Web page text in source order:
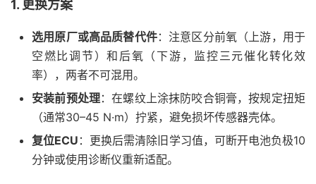
1. 更换方案
选用原厂或高品质替代件：注意区分前氧（上游，用于
空燃比调节）和后氧（下游，监控三元催化转化效
率），两者不可混用。
安装前预处理：在螺纹上涂抹防咬合铜膏，按规定扭矩
（通常30–45 N·m）拧紧，避免损坏传感器壳体。
复位ECU ：更换后需清除旧学习值，可断开电池负极10
分钟或使用诊断仪重新适配。